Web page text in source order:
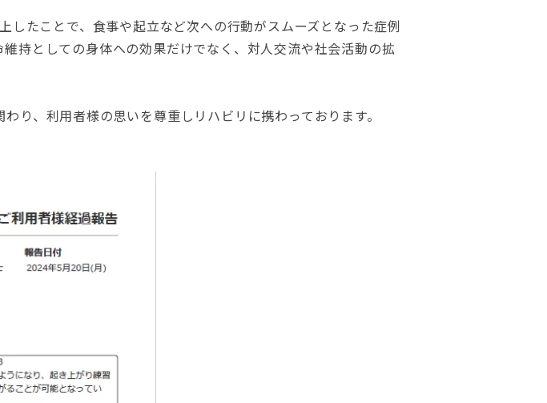
たことで、食事や起立など次への行動がスムーズとなった症例
持としての身体への効果だけでなく、対人交流や社会活動の拡
り、利用者様の思いを尊重しリハビリに携わっております。